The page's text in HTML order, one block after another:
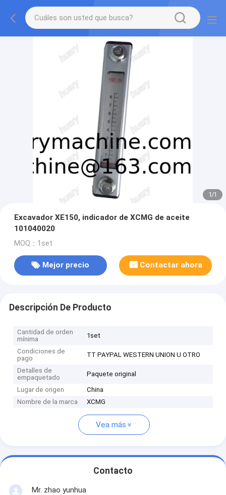
1/1
Excavador XE150, indicador de XCMG de aceite
101040020
MOQ：1set
Mejor precio Contactar ahora
Descripción De Producto
Cantidad de orden
mínima
1set
Condiciones de
pago
TT PAYPAL WESTERN UNION U OTRO
Detalles de
empaquetado
Paquete original
Lugar de origen
China
Nombre de la marca
XCMG
Vea más
Contacto
Mr. zhao yunhua